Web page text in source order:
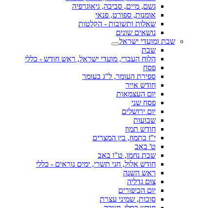
גשם, מיים, סביבה, גיאוגרפיה
אומנות, ספורט, פנאי
שאלות ותשובות - הקלטות
נושאים שונים
שבת ומועדי ישראל
שבת
הלוח העברי, מועדי ישראל, ראש חודש - כללי
פסח
ספירת העומר, ל"ג בעומר
חודש אייר
יום העצמאות
פסח שני
יום ירושלים
שבועות
חודש תמוז
י"ז בתמוז, בין המצרים
ט' באב
שבת נחמו, ט"ו באב
חודש אלול, חגי תשרי, ימים נוראים - כללי
ראש השנה
צום גדליה
יום הכיפורים
סוכות, שמיני עצרת